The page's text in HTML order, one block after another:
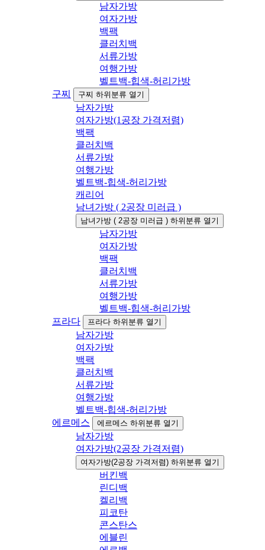
남자가방
여자가방
백팩
클러치백
서류가방
여행가방
벨트백-힙색-허리가방
구찌
구찌 하위분류 열기
남자가방
여자가방(1공장 가격저렴)
백팩
클러치백
서류가방
여행가방
벨트백-힙색-허리가방
캐리어
남녀가방 ( 2공장 미러급 )
남녀가방 ( 2공장 미러급 ) 하위분류 열기
남자가방
여자가방
백팩
클러치백
서류가방
여행가방
벨트백-힙색-허리가방
프라다
프라다 하위분류 열기
남자가방
여자가방
백팩
클러치백
서류가방
여행가방
벨트백-힙색-허리가방
에르메스
에르메스 하위분류 열기
남자가방
여자가방(2공장 가격저렴)
여자가방(2공장 가격저렴) 하위분류 열기
버킨백
린디백
켈리백
피코탄
콘스탄스
에블린